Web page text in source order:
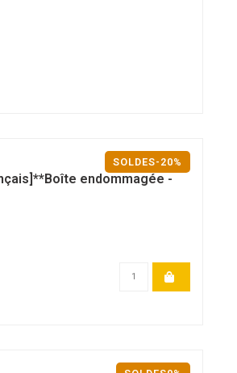
SOLDES-20%
endommagée -